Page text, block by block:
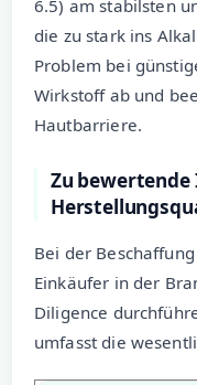
6.5) am stabilsten
die zu stark ins
Problem bei
Wirkstoff ab und
Hautbarriere.
Zu
Bei der
Einkäufer in der
Diligence
umfasst die